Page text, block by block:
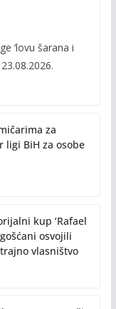
‘lovu šarana i
za
ligi BiH za osobe
kup ‘Rafael
osvojili
vlasništvo